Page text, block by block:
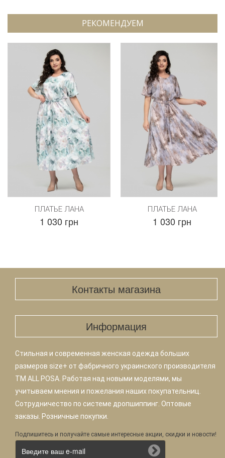
РЕКОМЕНДУЕМ
ПЛАТЬЕ ЛАНА
1 030 грн
ПЛАТЬЕ ЛАНА
1 030 грн
Контакты магазина
Информация
Стильная и современная женская одежда больших
размеров size+ от фабричного украинского производителя
TM ALL POSA. Работая над новыми моделями, мы
учитываем мнения и пожелания наших покупательниц.
Сотрудничество по системе дропшиппинг. Оптовые
заказы. Розничные покупки.
Подпишитесь и получайте самые интересные акции, скидки и новости!